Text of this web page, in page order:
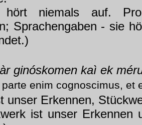
niemals auf.
Sprachengaben - sie
ginóskomen kaì ek
parte enim cognoscimus, et
unser Erkennen,
ist unser Erkennen